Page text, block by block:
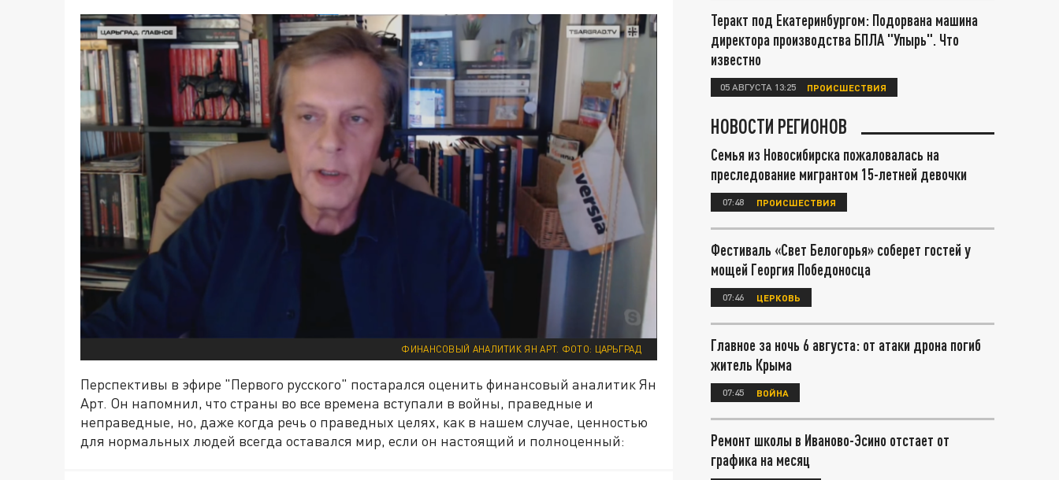
ФИНАНСОВЫЙ АНАЛИТИК ЯН АРТ. ФОТО: ЦАРЬГРАД
Перспективы в эфире "Первого русского" постарался оценить финансовый аналитик Ян
Арт. Он напомнил, что страны во все времена вступали в войны, праведные и
неправедные, но, даже когда речь о праведных целях, как в нашем случае, ценностью
для нормальных людей всегда оставался мир, если он настоящий и полноценный:
Теракт под Екатеринбургом: Подорвана машина
директора производства БПЛА "Упырь". Что
известно
05 АВГУСТА 13:25 ПРОИСШЕСТВИЯ
НОВОСТИ РЕГИОНОВ
Семья из Новосибирска пожаловалась на
преследование мигрантом 15-летней девочки
07:48 ПРОИСШЕСТВИЯ
Фестиваль «Свет Белогорья» соберет гостей у
мощей Георгия Победоносца
07:46 ЦЕРКОВЬ
Главное за ночь 6 августа: от атаки дрона погиб
житель Крыма
07:45 ВОЙНА
Ремонт школы в Иваново-Эсино отстает от
графика на месяц